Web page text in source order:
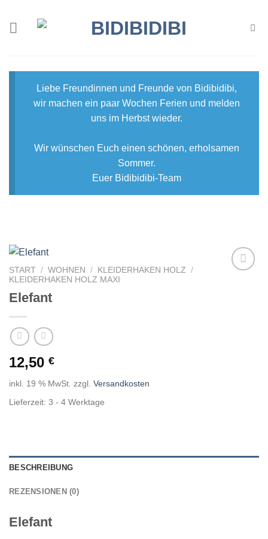
Inhalt
springen
Liebe Freundinnen und Freunde von Bidibidibi,
wir machen ein paar Wochen Ferien und melden
uns im Herbst wieder.
Wir wünschen Euch einen schönen, erholsamen
Sommer.
Euer Bidibidibi-Team
START / WOHNEN / KLEIDERHAKEN HOLZ
/
KLEIDERHAKEN HOLZ MAXI
Elefant
12,50 €
inkl. 19 % MwSt. zzgl. Versandkosten
Lieferzeit: 3 - 4 Werktage
BESCHREIBUNG
REZENSIONEN (0)
Elefant